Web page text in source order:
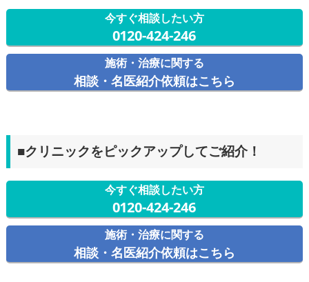
今すぐ相談したい方
0120-424-246
施術・治療に関する
相談・名医紹介依頼はこちら
■クリニックをピックアップしてご紹介！
今すぐ相談したい方
0120-424-246
施術・治療に関する
相談・名医紹介依頼はこちら